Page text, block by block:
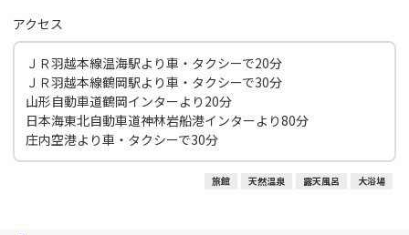
アクセス
ＪＲ羽越本線温海駅より車・タクシーで20分
ＪＲ羽越本線鶴岡駅より車・タクシーで30分
山形自動車道鶴岡インターより20分
日本海東北自動車道神林岩船港インターより80分
庄内空港より車・タクシーで30分
旅館 天然温泉 露天風呂 大浴場